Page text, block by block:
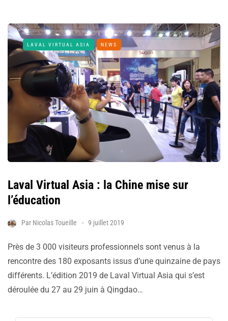
LAVAL VIRTUAL ASIA NEWS
Laval Virtual Asia : la Chine mise sur
l’éducation
Par Nicolas Toueille 9 juillet 2019
Près de 3 000 visiteurs professionnels sont venus à la
rencontre des 180 exposants issus d’une quinzaine de pays
différents. L’édition 2019 de Laval Virtual Asia qui s’est
déroulée du 27 au 29 juin à Qingdao…